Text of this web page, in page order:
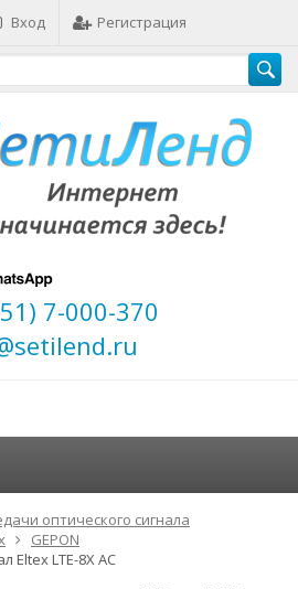
Вход Регистрация
7-000-370
оптического сигнала
GEPON
LTE-8X AC